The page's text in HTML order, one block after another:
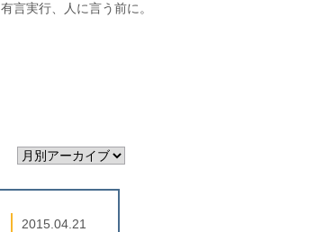
有言実行、人に言う前に。
2015.04.21